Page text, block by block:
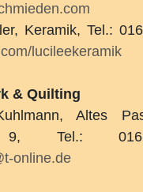
Keramik, Tel.:
lucileekeramik
& Quilting
Altes
9, Tel.: 0162/
online.de